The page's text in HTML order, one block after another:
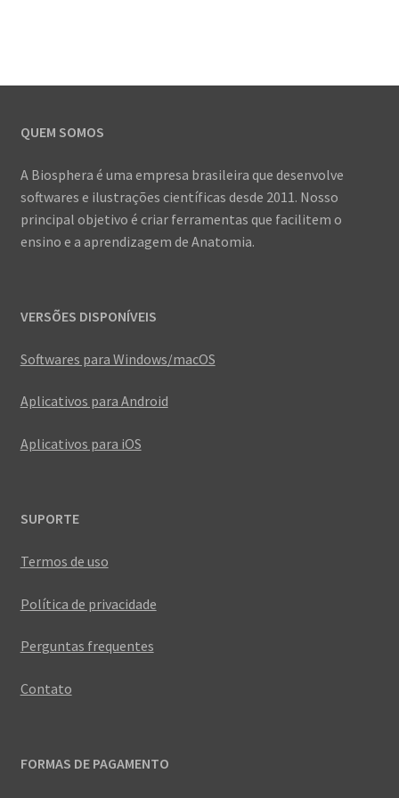
QUEM SOMOS
A Biosphera é uma empresa brasileira que desenvolve
softwares e ilustrações científicas desde 2011. Nosso
principal objetivo é criar ferramentas que facilitem o
ensino e a aprendizagem de Anatomia.
VERSÕES DISPONÍVEIS
Softwares para Windows/macOS
Aplicativos para Android
Aplicativos para iOS
SUPORTE
Termos de uso
Política de privacidade
Perguntas frequentes
Contato
FORMAS DE PAGAMENTO